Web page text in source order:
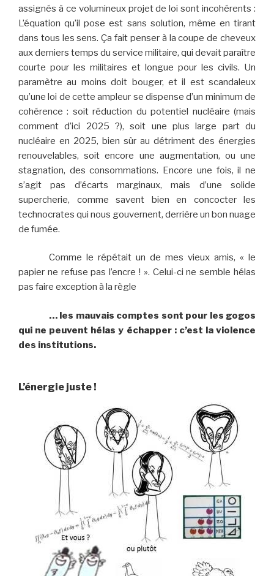
assignés à ce volumineux projet de loi sont incohérents :
L’équation qu’il pose est sans solution, même en tirant
dans tous les sens. Ça fait penser à la coupe de cheveux
aux derniers temps du service militaire, qui devait paraître
courte pour les militaires et longue pour les civils. Un
paramètre au moins doit bouger, et il est scandaleux
qu’une loi de cette ampleur se dispense d’un minimum de
cohérence : soit réduction du potentiel nucléaire (mais
comment d’ici 2025 ?), soit une plus large part du
nucléaire en 2025, bien sûr au détriment des énergies
renouvelables, soit encore une augmentation, ou une
stagnation, des consommations. Encore une fois, il ne
s’agit pas d’écarts marginaux, mais d’une solide
supercherie, comme savent bien en concocter les
technocrates qui nous gouvernent, derrière un bon nuage
de fumée.
Comme le répétait un de mes vieux amis, « le
papier ne refuse pas l’encre ! ». Celui-ci ne semble hélas
pas faire exception à la règle
… les mauvais comptes sont pour les gogos
qui ne peuvent hélas y échapper : c’est la violence
des institutions.
L’énergie juste !